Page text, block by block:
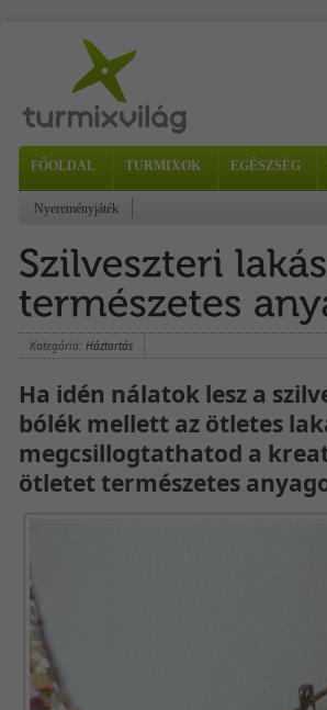
FŐOLDAL TURMIXOK EGÉSZSÉG
Nyereményjáték
Kategória: Háztartás
Ha idén nálatok lesz a
bólék mellett az ötletes
megcsillogtathatod a
ötletet természetes